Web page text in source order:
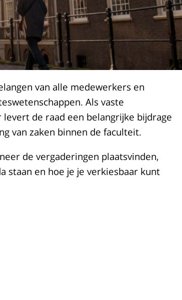
van alle medewerkers en
Als vaste
de raad een belangrijke bijdrage
van zaken binnen de faculteit.
de vergaderingen plaatsvinden,
staan en hoe je je verkiesbaar kunt